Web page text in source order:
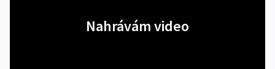
Nahrávám video